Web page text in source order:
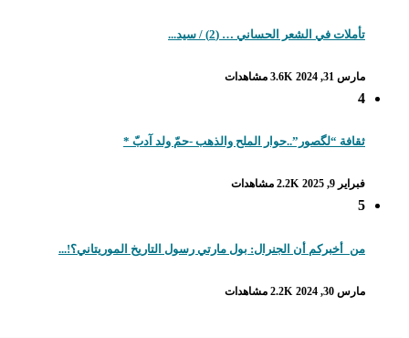
تأملات في الشعر الحساني … (2) / سيد...
مارس 31, 2024 3.6K مشاهدات
4
ثقافة “لگصور”..حوار الملح والذهب -حمّ ولد آدبّ *
فبراير 9, 2025 2.2K مشاهدات
5
من_أخبركم أن الجنرال: بول مارتي رسول التاريخ الموريتاني؟!...
مارس 30, 2024 2.2K مشاهدات